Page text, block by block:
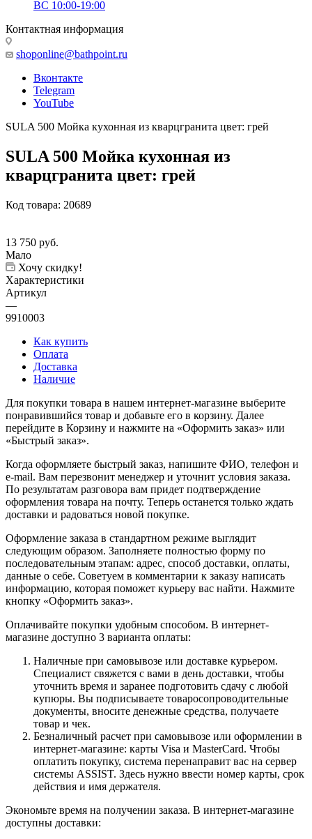
ВС 10:00-19:00
Контактная информация
shoponline@bathpoint.ru
Вконтакте
Telegram
YouTube
SULA 500 Мойка кухонная из кварцгранита цвет: грей
SULA 500 Мойка кухонная из
кварцгранита цвет: грей
Код товара: 20689
13 750 руб.
Мало
Хочу скидку!
Характеристики
Артикул
—
9910003
Как купить
Оплата
Доставка
Наличие
Для покупки товара в нашем интернет-магазине выберите
понравившийся товар и добавьте его в корзину. Далее
перейдите в Корзину и нажмите на «Оформить заказ» или
«Быстрый заказ».
Когда оформляете быстрый заказ, напишите ФИО, телефон и
e-mail. Вам перезвонит менеджер и уточнит условия заказа.
По результатам разговора вам придет подтверждение
оформления товара на почту. Теперь останется только ждать
доставки и радоваться новой покупке.
Оформление заказа в стандартном режиме выглядит
следующим образом. Заполняете полностью форму по
последовательным этапам: адрес, способ доставки, оплаты,
данные о себе. Советуем в комментарии к заказу написать
информацию, которая поможет курьеру вас найти. Нажмите
кнопку «Оформить заказ».
Оплачивайте покупки удобным способом. В интернет-
магазине доступно 3 варианта оплаты:
Наличные при самовывозе или доставке курьером.
Специалист свяжется с вами в день доставки, чтобы
уточнить время и заранее подготовить сдачу с любой
купюры. Вы подписываете товаросопроводительные
документы, вносите денежные средства, получаете
товар и чек.
Безналичный расчет при самовывозе или оформлении в
интернет-магазине: карты Visa и MasterCard. Чтобы
оплатить покупку, система перенаправит вас на сервер
системы ASSIST. Здесь нужно ввести номер карты, срок
действия и имя держателя.
Экономьте время на получении заказа. В интернет-магазине
доступны доставки: